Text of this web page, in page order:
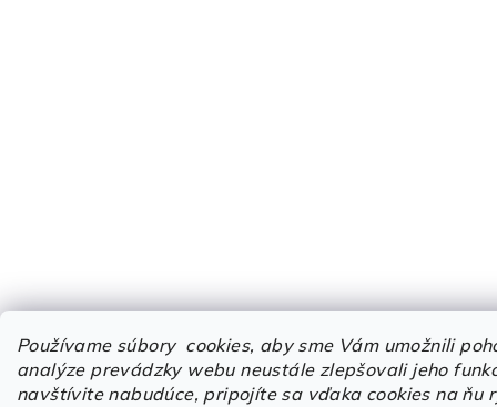
Používame súbory cookies, aby sme Vám umožnili
analýze prevádzky webu neustále zlepšovali jeho
navštívite nabudúce, pripojíte sa vďaka cookies na ňu